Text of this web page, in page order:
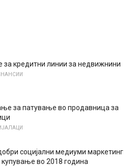
за кредитни линии за недвижнини
за патување во продавница за
социјални медиуми маркетинг
купување во 2018 година